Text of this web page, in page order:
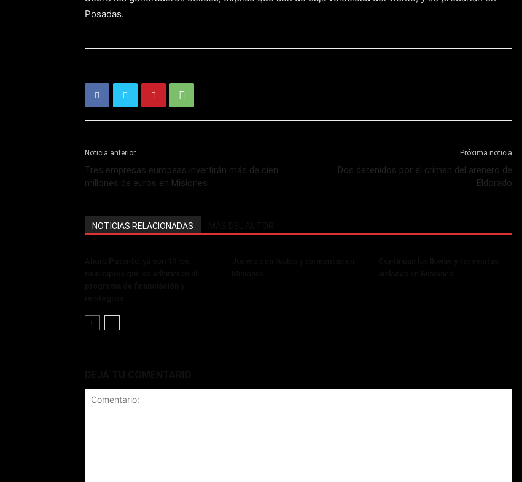
Posadas.
Noticia anterior
Tres empresas europeas invertirán más de cien
millones de euros en Misiones
Próxima noticia
Dos detenidos por el crimen del arenero de
Eldorado
NOTICIAS RELACIONADAS